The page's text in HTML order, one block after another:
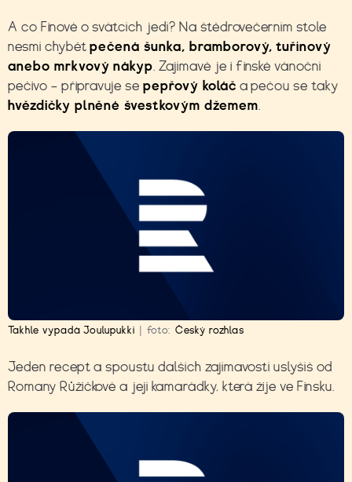
A co Finové o svátcích jedí? Na štědrovečerním stole
nesmí chybětpečená šunka, bramborový, tuřínový
anebo mrkvový nákyp. Zajímavé je i finské vánoční
pečivo – připravuje sepepřový koláč a pečou se taky
hvězdičky plněné švestkovým džemem.
Takhle vypadá Joulupukki | foto: Český rozhlas
Jeden recept a spoustu dalších zajímavostí uslyšíš od
Romany Růžičkové a její kamarádky, která žije ve Finsku.